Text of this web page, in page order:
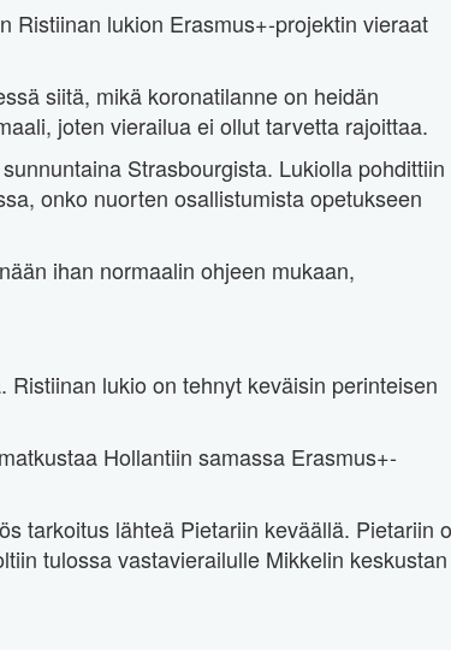
Ristiinan lukion Erasmus+-projektin vieraat
siitä, mikä koronatilanne on heidän
joten vierailua ei ollut tarvetta rajoittaa.
Strasbourgista. Lukiolla pohdittiin
onko nuorten osallistumista opetukseen
ihan normaalin ohjeen mukaan,
lukio on tehnyt keväisin perinteisen
Hollantiin samassa Erasmus+-
tarkoitus lähteä Pietariin keväällä. Pietariin
tulossa vastavierailulle Mikkelin keskustan